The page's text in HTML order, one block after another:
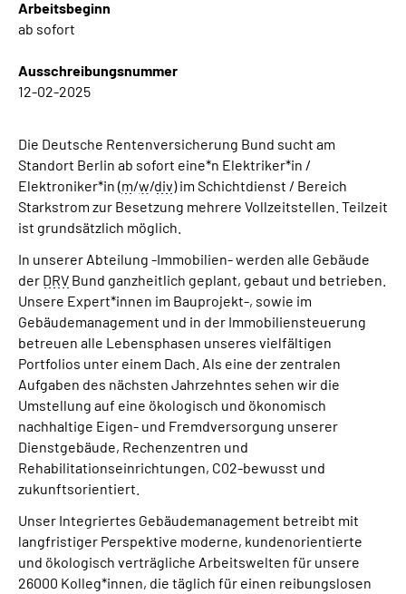
Arbeitsbeginn
ab sofort
Ausschreibungsnummer
12-02-2025
Die Deutsche Rentenversicherung Bund sucht am
Standort Berlin ab sofort eine*n Elektriker*in /
Elektroniker*in (m/w/div) im Schichtdienst / Bereich
Starkstrom zur Besetzung mehrere Vollzeitstellen. Teilzeit
ist grundsätzlich möglich.
In unserer Abteilung -Immobilien- werden alle Gebäude
der DRV Bund ganzheitlich geplant, gebaut und betrieben.
Unsere Expert*innen im Bauprojekt-, sowie im
Gebäudemanagement und in der Immobiliensteuerung
betreuen alle Lebensphasen unseres vielfältigen
Portfolios unter einem Dach. Als eine der zentralen
Aufgaben des nächsten Jahrzehntes sehen wir die
Umstellung auf eine ökologisch und ökonomisch
nachhaltige Eigen- und Fremdversorgung unserer
Dienstgebäude, Rechenzentren und
Rehabilitationseinrichtungen, C02-bewusst und
zukunftsorientiert.
Unser Integriertes Gebäudemanagement betreibt mit
langfristiger Perspektive moderne, kundenorientierte
und ökologisch verträgliche Arbeitswelten für unsere
26000 Kolleg*innen, die täglich für einen reibungslosen